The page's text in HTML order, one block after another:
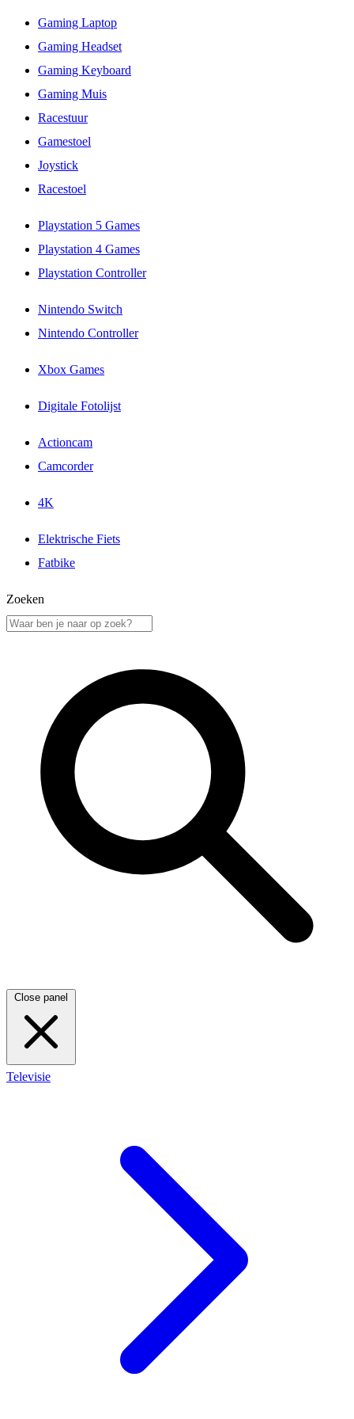
Gaming Laptop
Gaming Headset
Gaming Keyboard
Gaming Muis
Racestuur
Gamestoel
Joystick
Racestoel
Playstation 5 Games
Playstation 4 Games
Playstation Controller
Nintendo Switch
Nintendo Controller
Xbox Games
Digitale Fotolijst
Actioncam
Camcorder
4K
Elektrische Fiets
Fatbike
Zoeken
Close panel
Televisie